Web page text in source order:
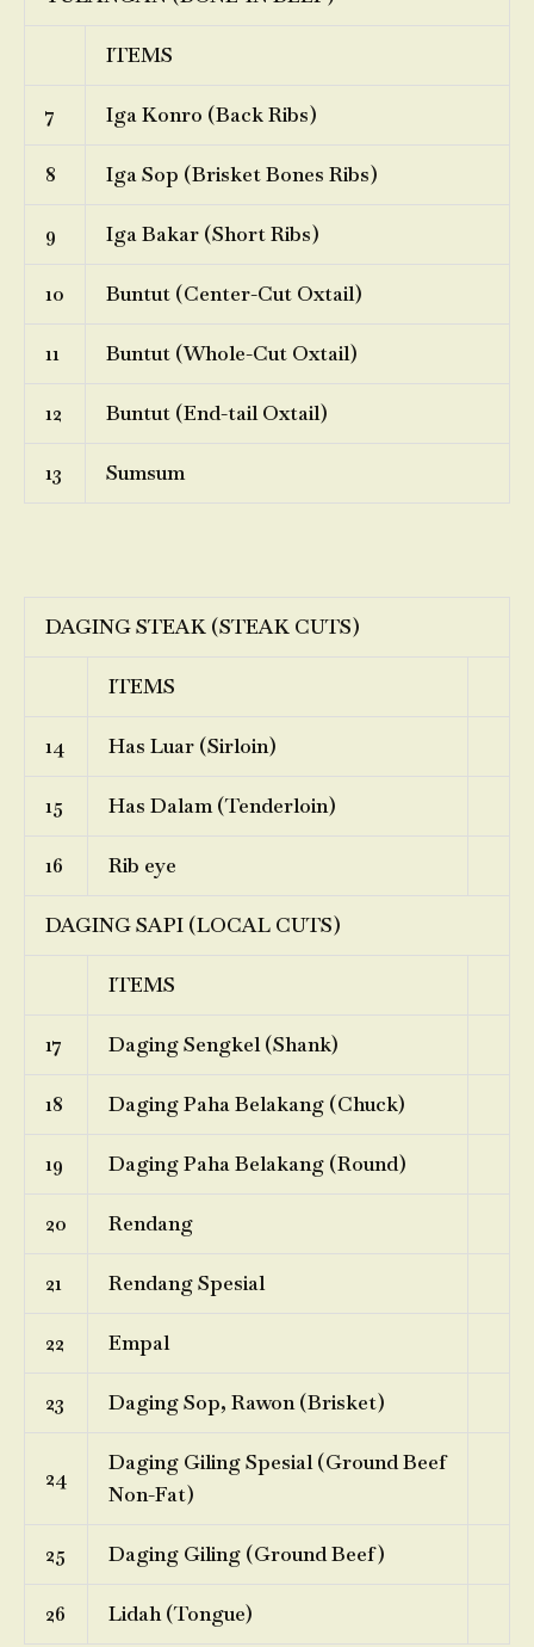
ITEMS
7 Iga Konro (Back Ribs)
8 Iga Sop (Brisket Bones Ribs)
9 Iga Bakar (Short Ribs)
10 Buntut (Center-Cut Oxtail)
11 Buntut (Whole-Cut Oxtail)
12 Buntut (End-tail Oxtail)
13 Sumsum
DAGING STEAK (STEAK CUTS)
ITEMS
14 Has Luar (Sirloin)
15 Has Dalam (Tenderloin)
16 Rib eye
DAGING SAPI (LOCAL CUTS)
ITEMS
17 Daging Sengkel (Shank)
18 Daging Paha Belakang (Chuck)
19 Daging Paha Belakang (Round)
20 Rendang
21 Rendang Spesial
22 Empal
23 Daging Sop, Rawon (Brisket)
24
Daging Giling Spesial (Ground Beef
Non-Fat)
25 Daging Giling (Ground Beef)
26 Lidah (Tongue)